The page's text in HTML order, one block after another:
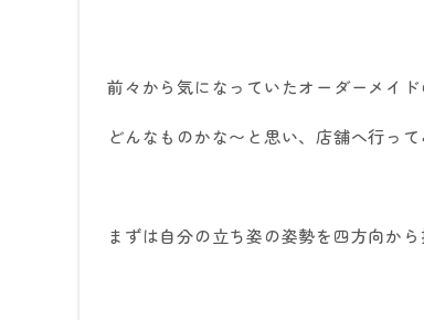
前々から気になっていたオーダーメイド
どんなものかな〜と思い、店舗へ行って
まずは自分の立ち姿の姿勢を四方向か